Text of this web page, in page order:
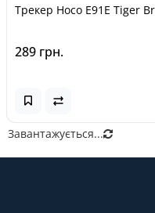
Трекер Hoco E91E Tiger
289 грн.
Завантажується...